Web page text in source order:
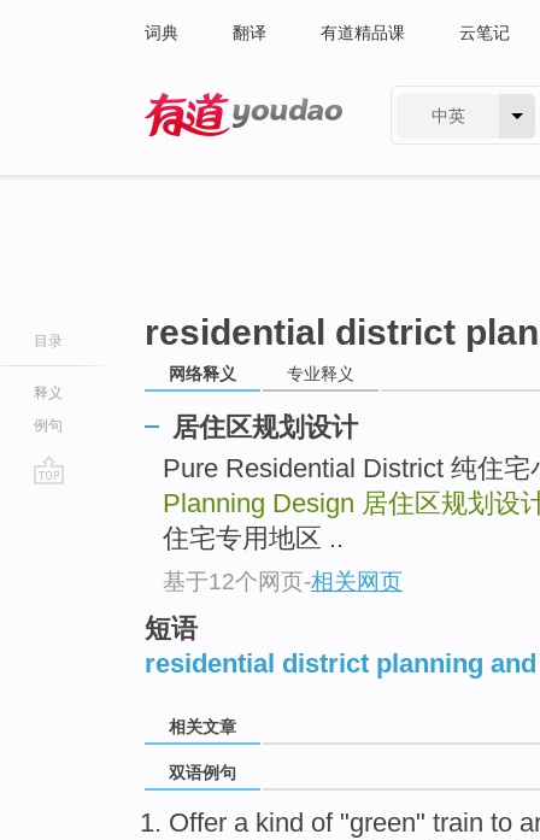
词典 翻译 有道精品课 云笔记
中英
目录
释义
例句
residential district
网络释义 专业释义
居住区规划设计
Pure Residential District 纯住
Planning Design 居住区规划设
住宅专用地区 ..
基于12个网页-相关网页
短语
residential district planning
相关文章
双语例句
Offer a kind of"green" train to